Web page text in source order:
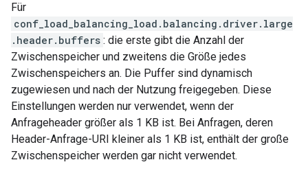
Für
conf_load_balancing_load.balancing.driver.large
.header.buffers : die erste gibt die Anzahl der
Zwischenspeicher und zweitens die Größe jedes
Zwischenspeichers an. Die Puffer sind dynamisch
zugewiesen und nach der Nutzung freigegeben. Diese
Einstellungen werden nur verwendet, wenn der
Anfrageheader größer als 1 KB ist. Bei Anfragen, deren
Header-Anfrage-URI kleiner als 1 KB ist, enthält der große
Zwischenspeicher werden gar nicht verwendet.